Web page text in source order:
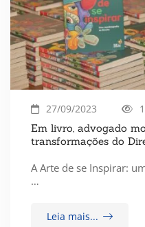
27/09/2023
Em livro, advogado
transformações do
A Arte de se Inspirar:
…
Leia mais...